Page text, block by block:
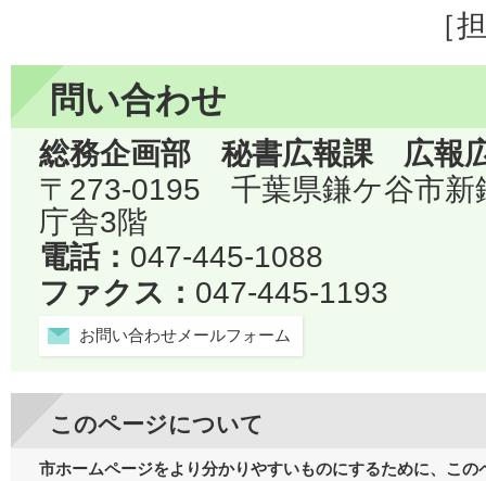
［
問い合わせ
総務企画部 秘書広報課 広報
〒273-0195 千葉県鎌ケ谷市
庁舎3階
電話： 047-445-1088
ファクス： 047-445-1193
お問い合わせメールフォーム
このページについて
市ホームページをより分かりやすいものにするために、こ